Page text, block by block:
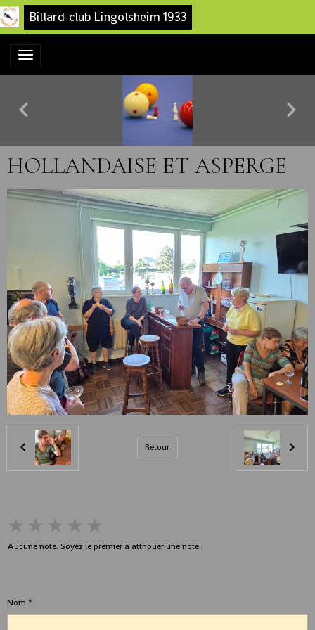
Billard-club Lingolsheim 1933
HOLLANDAISE ET ASPERGE
Retour
★ ★ ★ ★ ★
Aucune note. Soyez le premier à attribuer une note !
Nom